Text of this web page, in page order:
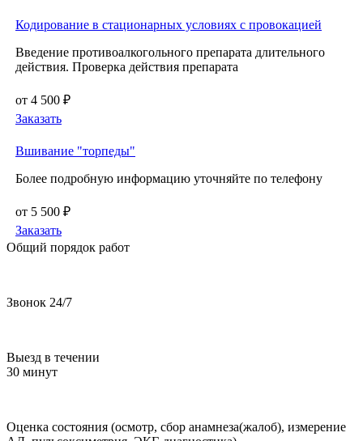
Кодирование в стационарных условиях с провокацией
Введение противоалкогольного препарата длительного
действия. Проверка действия препарата
от 4 500 ₽
Заказать
Вшивание "торпеды"
Более подробную информацию уточняйте по телефону
от 5 500 ₽
Заказать
Общий порядок работ
Звонок 24/7
Выезд в течении
30 минут
Оценка состояния (осмотр, сбор анамнеза(жалоб), измерение